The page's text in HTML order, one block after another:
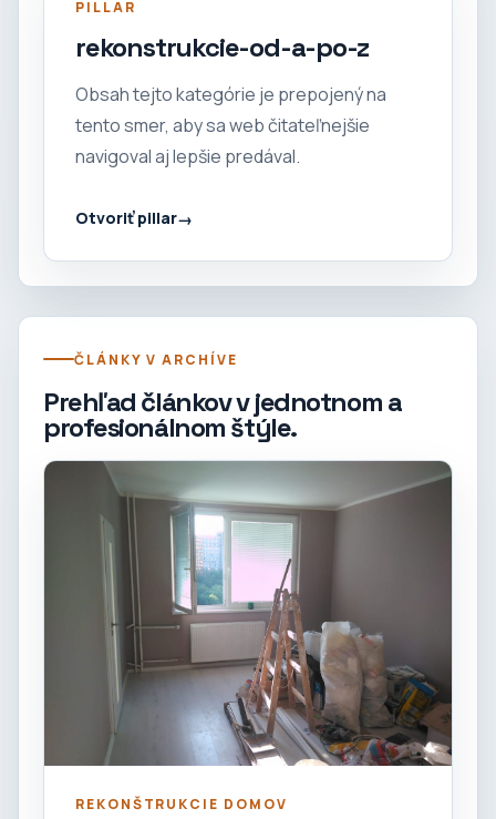
PILLAR
rekonstrukcie-od-a-po-z
Obsah tejto kategórie je prepojený na
tento smer, aby sa web čitateľnejšie
navigoval aj lepšie predával.
Otvoriť pillar
ČLÁNKY V ARCHÍVE
Prehľad článkov v jednotnom a
profesionálnom štýle.
REKONŠTRUKCIE DOMOV